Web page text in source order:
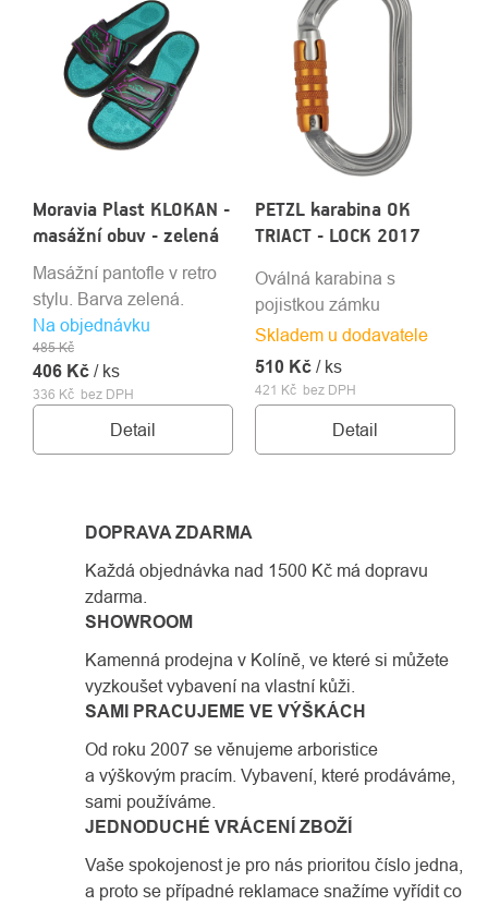
Moravia Plast KLOKAN -
masážní obuv - zelená
Na objednávku
336 Kč bez DPH
485 Kč
406 Kč / ks
Detail
Masážní pantofle v retro
stylu. Barva zelená.
PETZL karabina OK
TRIACT - LOCK 2017
Skladem u dodavatele
421 Kč bez DPH
510 Kč / ks
Detail
Oválná karabina s
pojistkou zámku
DOPRAVA ZDARMA
Každá objednávka nad 1500 Kč má dopravu
zdarma.
SHOWROOM
Kamenná prodejna v Kolíně, ve které si můžete
vyzkoušet vybavení na vlastní kůži.
SAMI PRACUJEME VE VÝŠKÁCH
Od roku 2007 se věnujeme arboristice
a výškovým pracím. Vybavení, které prodáváme,
sami používáme.
JEDNODUCHÉ VRÁCENÍ ZBOŽÍ
Vaše spokojenost je pro nás prioritou číslo jedna,
a proto se případné reklamace snažíme vyřídit co